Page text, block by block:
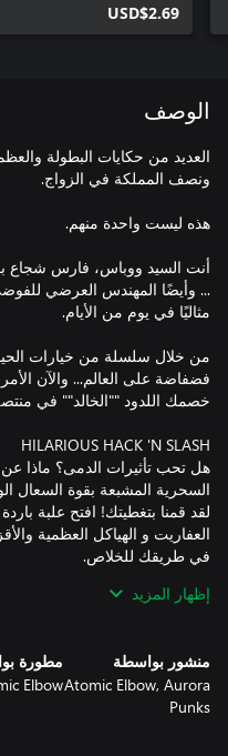
USD$2.69
الوصف
العديد من حكايات البطولة
... وأيضًا المهندس العرضي
من خلال سلسلة من خيارات
فضفاضة على العالم... والآن
هل تحب تأثيرات الدمى؟ ماذا
لقد قمنا بتغطيتك! افتح علبة
العفاريت و الهياكل العظمية
على طول طريقك، ستعثر على
(وغير المخفية، قد يقول البعض
إظهار المزيد
منشور بواسطة
Atomic Elbow, Aurora
Punks
مطورة
Elbow